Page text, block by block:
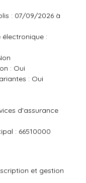
: 07/09/2026 à
:
: Oui
: Oui
d'assurance
: 66510000
et gestion